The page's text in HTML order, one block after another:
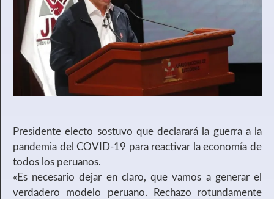
Presidente electo sostuvo que declarará la guerra a la
pandemia del COVID-19 para reactivar la economía de
todos los peruanos.
«Es necesario dejar en claro, que vamos a generar el
verdadero modelo peruano. Rechazo rotundamente